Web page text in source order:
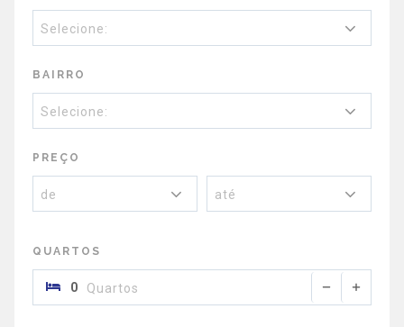
Selecione:
BAIRRO
Selecione:
PREÇO
de até
QUARTOS
Quartos